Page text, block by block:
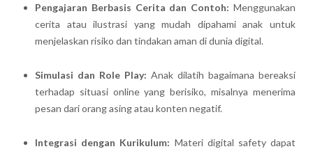
Pengajaran Berbasis Cerita dan Contoh: Menggunakan
cerita atau ilustrasi yang mudah dipahami anak untuk
menjelaskan risiko dan tindakan aman di dunia digital.
Simulasi dan Role Play: Anak dilatih bagaimana bereaksi
terhadap situasi online yang berisiko, misalnya menerima
pesan dari orang asing atau konten negatif.
Integrasi dengan Kurikulum: Materi digital safety dapat